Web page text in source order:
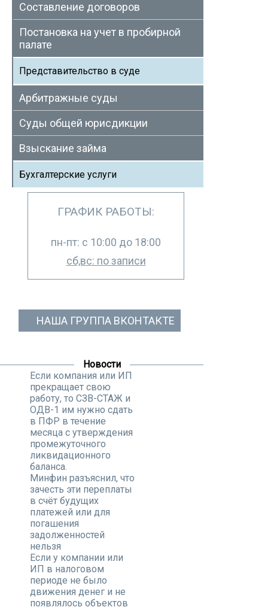
Составление договоров
Постановка на учет в пробирной
палате
Представительство в суде
Арбитражные суды
Суды общей юрисдикции
Взыскание займа
Бухгалтерские услуги
ГРАФИК РАБОТЫ:
пн-пт: с 10:00 до 18:00
сб,вс: по записи
НАША ГРУППА ВКОНТАКТЕ
Новости
Если компания или ИП
прекращает свою
работу, то СЗВ-СТАЖ и
ОДВ-1 им нужно сдать
в ПФР в течение
месяца с утверждения
промежуточного
ликвидационного
баланса.
Минфин разъяснил, что
зачесть эти переплаты
в счёт будущих
платежей или для
погашения
задолженностей
нельзя
Если у компании или
ИП в налоговом
периоде не было
движения денег и не
появлялось объектов